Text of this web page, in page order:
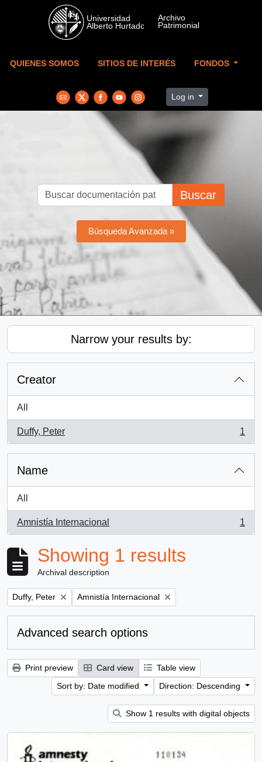
Skip to main content
QUIENES SOMOS SITIOS DE INTERÉS FONDOS
Log in
Buscar
Búsqueda Avanzada »
Narrow your results by:
Creator
All
Duffy, Peter
, 1 results
1
Name
All
Amnistía Internacional
, 1 results
1
Showing 1 results
Archival description
Remove filter:
Duffy, Peter Remove filter:
Amnistía Internacional
Advanced search options
Print preview Card view
Table view
Sort by: Date modified
Direction: Descending
Show 1 results with digital objects